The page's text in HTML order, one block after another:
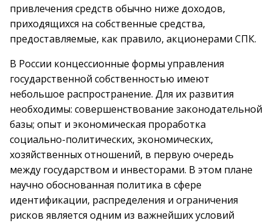
привлечения средств обычно ниже доходов,
приходящихся на собственные средства,
предоставляемые, как правило, акционерами СПК.
В России концессионные формы управления
государственной собственностью имеют
небольшое распространение. Для их развития
необходимы: совершенствование законодательной
базы; опыт и экономическая проработка
социально-политических, экономических,
хозяйственных отношений, в первую очередь
между государством и инвесторами. В этом плане
научно обоснованная политика в сфере
идентификации, распределения и ограничения
рисков является одним из важнейших условий